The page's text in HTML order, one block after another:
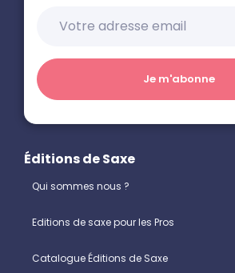
Éditions de Saxe
Qui sommes nous ?
Editions de saxe pour les Pros
Catalogue Éditions de Saxe